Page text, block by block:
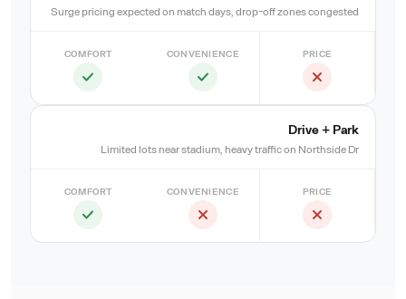
Surge pricing expected on match days, drop-off zones congested
PRICE
CONVENIENCE
COMFORT
Drive + Park
Limited lots near stadium, heavy traffic on Northside Dr
PRICE
CONVENIENCE
COMFORT